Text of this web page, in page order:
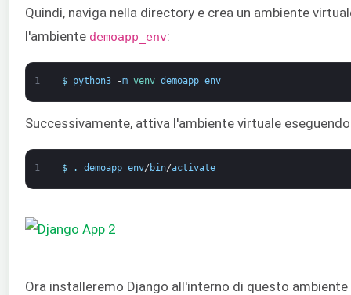
Quindi, naviga nella directory e crea un ambiente
l'ambiente demoapp_env:
1 $ python3 -m venv demoapp_env
Successivamente, attiva l'ambiente virtuale
1 $ . demoapp_env/ bin/activate
Ora installeremo Django all'interno di questo